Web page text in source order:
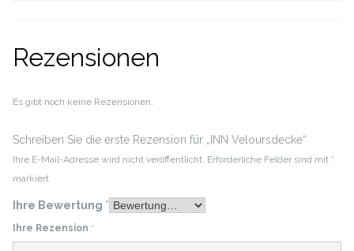
Rezensionen
Es gibt noch keine Rezensionen.
Schreiben Sie die erste Rezension für „INN Veloursdecke“
Ihre E-Mail-Adresse wird nicht veröffentlicht. Erforderliche Felder sind mit *
markiert
Ihre Bewertung *
Ihre Rezension *